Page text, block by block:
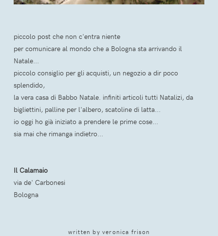
piccolo post che non c'entra niente
per comunicare al mondo che a Bologna sta arrivando il
Natale...
piccolo consiglio per gli acquisti, un negozio a dir poco
splendido,
la vera casa di Babbo Natale. infiniti articoli tutti Natalizi, da
bigliettini, palline per l'albero, scatoline di latta...
io oggi ho già iniziato a prendere le prime cose...
sia mai che rimanga indietro...
Il Calamaio
via de' Carbonesi
Bologna
written byveronica frison